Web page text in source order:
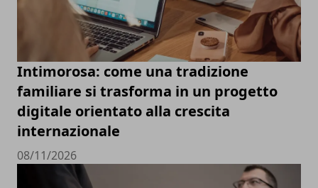
Intimorosa: come una tradizione
familiare si trasforma in un progetto
digitale orientato alla crescita
internazionale
08/11/2026